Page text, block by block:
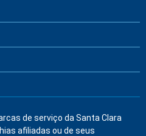
de serviço da Santa Clara
afiliadas ou de seus